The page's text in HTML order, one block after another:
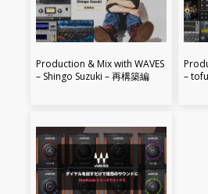
Production & Mix with WAVES
– Shingo Suzuki – 再構築編
–